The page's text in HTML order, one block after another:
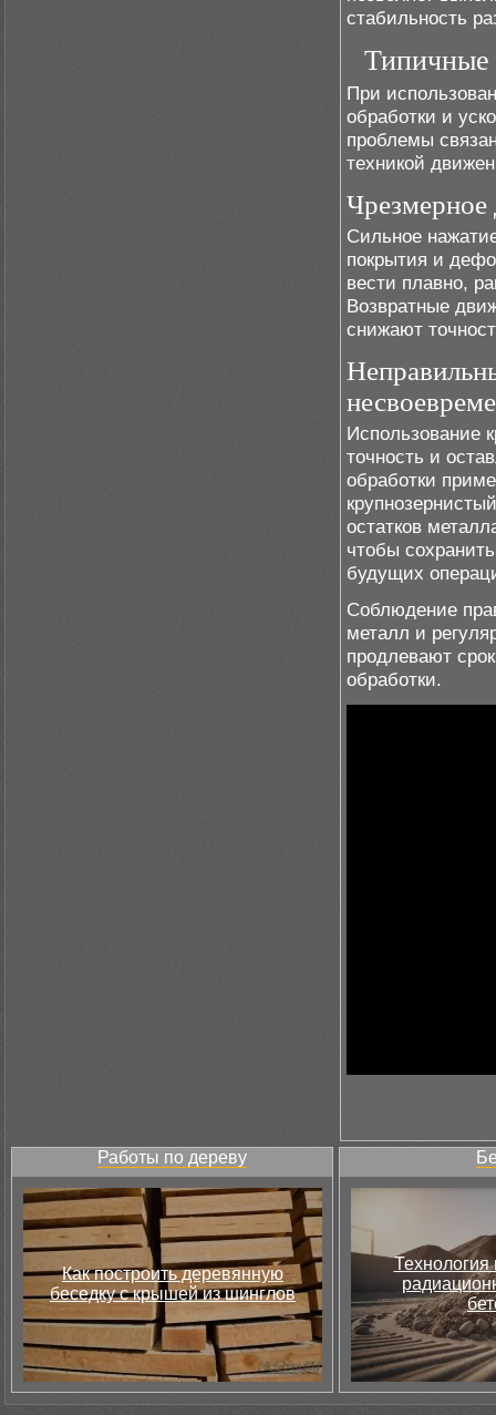
стабильность
Типичные
При
обработки и
проблемы
техникой
Чрезмерное
Сильное
покрытия и
вести плавно,
Возвратные
снижают
Использование
точность и
обработки
остатков
чтобы
будущих
Соблюдение
металл и
продлевают
обработки.
Работы по дереву
Как построить деревянную
беседку с крышей из шинглов
Технология